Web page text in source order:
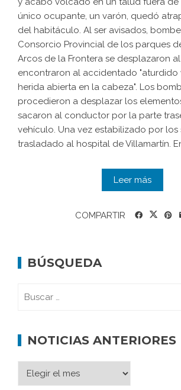
único ocupante, un varón, quedó
del habitáculo. Al ser avisados,
Consorcio Provincial de los parques
Arcos de la Frontera se desplazaron
encontraron al accidentado "aturdido
herida abierta en la cabeza". Los
procedieron a desplazar los
sacaron al conductor por la parte
vehículo. Una vez estabilizado por los
trasladado al hospital de Villamartín.
Leer más
COMPARTIR
BÚSQUEDA
NOTICIAS ANTERIORES